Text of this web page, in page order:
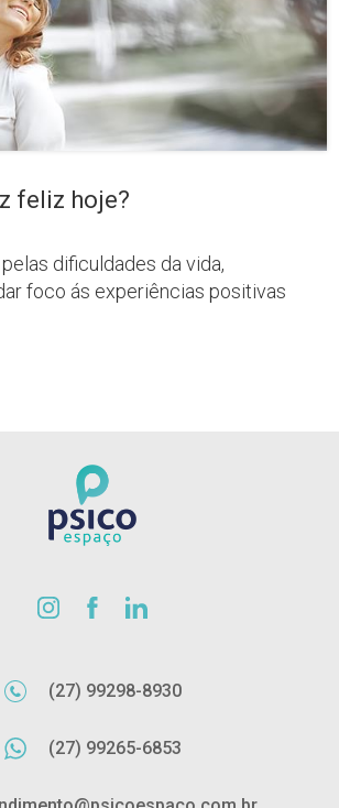
feliz hoje?
dificuldades da vida,
foco ás experiências positivas
(27) 99298-8930
(27) 99265-6853